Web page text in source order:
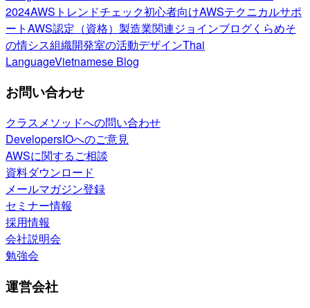
2024AWSトレンドチェック初心者向けAWSテクニカルサポ
ートAWS認定（資格） 製造業関連ジョインブログくらめそ
の情シス組織開発室の活動デザインThai
LanguageVietnamese Blog
お問い合わせ
クラスメソッドへの問い合わせ
DevelopersIOへのご意見
AWSに関するご相談
資料ダウンロード
メールマガジン登録
セミナー情報
採用情報
会社説明会
勉強会
運営会社